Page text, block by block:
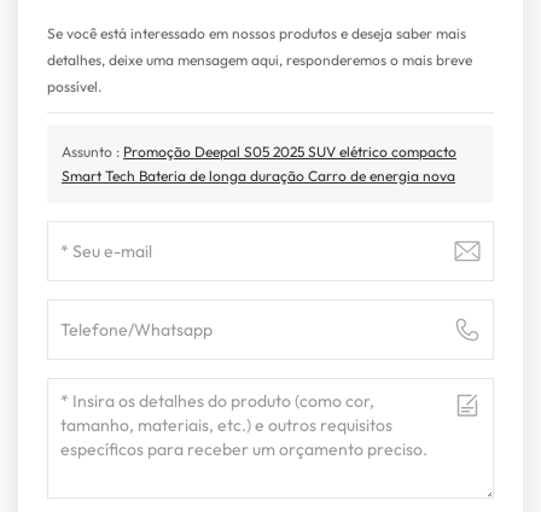
Se você está interessado em nossos produtos e deseja saber mais
detalhes, deixe uma mensagem aqui, responderemos o mais breve
possível.
Assunto : Promoção Deepal S05 2025 SUV elétrico compacto
Smart Tech Bateria de longa duração Carro de energia nova